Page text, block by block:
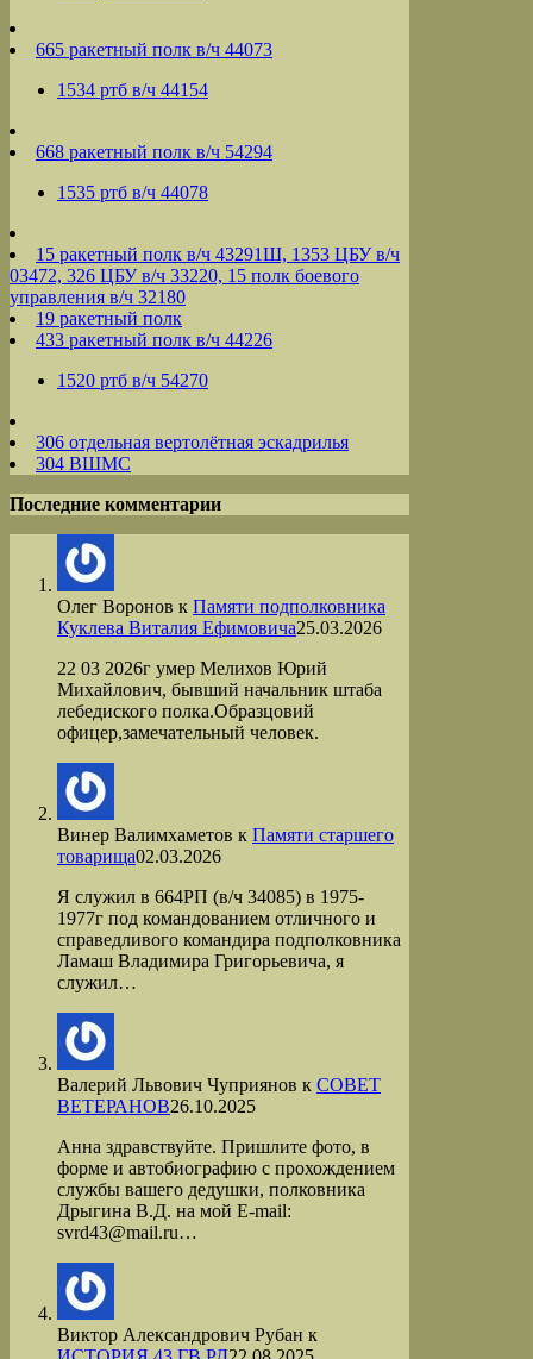
665 ракетный полк в/ч 44073
1534 ртб в/ч 44154
668 ракетный полк в/ч 54294
1535 ртб в/ч 44078
15 ракетный полк в/ч 43291Ш, 1353 ЦБУ в/ч
03472, 326 ЦБУ в/ч 33220, 15 полк боевого
управления в/ч 32180
19 ракетный полк
433 ракетный полк в/ч 44226
1520 ртб в/ч 54270
306 отдельная вертолётная эскадрилья
304 ВШМС
Последние комментарии
Олег Воронов к Памяти подполковника
Куклева Виталия Ефимовича25.03.2026
22 03 2026г умер Мелихов Юрий
Михайлович, бывший начальник штаба
лебедиского полка.Образцовий
офицер,замечательный человек.
Винер Валимхаметов к Памяти старшего
товарища02.03.2026
Я служил в 664РП (в/ч 34085) в 1975-
1977г под командованием отличного и
справедливого командира подполковника
Ламаш Владимира Григорьевича, я
служил…
Валерий Львович Чуприянов к СОВЕТ
ВЕТЕРАНОВ26.10.2025
Анна здравствуйте. Пришлите фото, в
форме и автобиографию с прохождением
службы вашего дедушки, полковника
Дрыгина В.Д. на мой Е-mail:
svrd43@mail.ru…
Виктор Александрович Рубан к